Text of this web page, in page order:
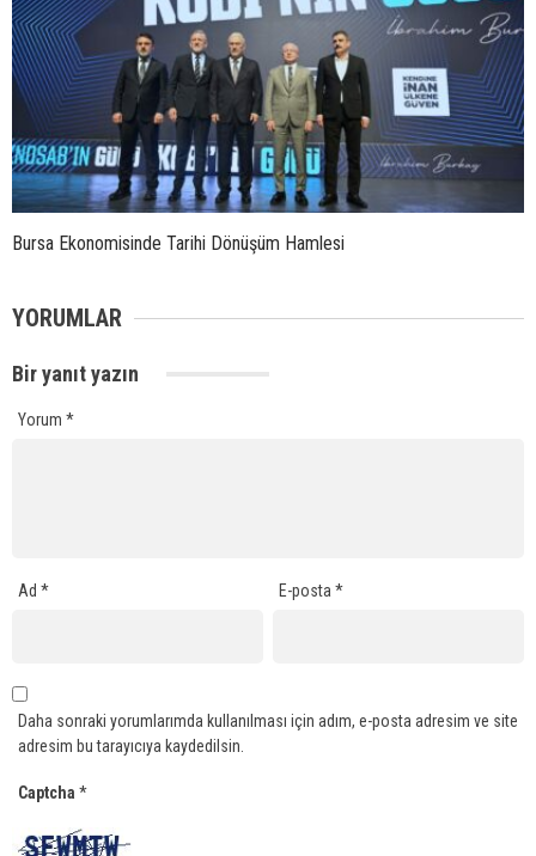
Bursa Ekonomisinde Tarihi Dönüşüm Hamlesi
YORUMLAR
Bir yanıt yazın
Yorum *
Ad * E-posta*
Daha sonraki yorumlarımda kullanılması için adım, e-posta adresim ve site
adresim bu tarayıcıya kaydedilsin.
Captcha *